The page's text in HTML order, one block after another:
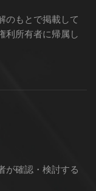
のもとで掲載して
利所有者に帰属し
が確認・検討する